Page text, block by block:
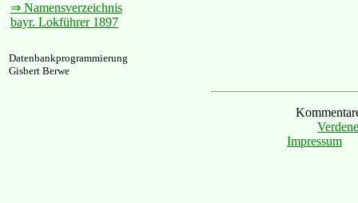
⇒ Namensverzeichnis
bayr. Lokführer 1897
Datenbankprogrammierung
Gisbert Berwe
Impressum